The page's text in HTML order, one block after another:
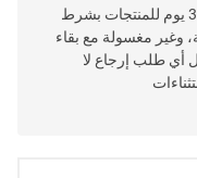
خدمة إرجاع سهلة وسريعة خلال 30 يوم للمنتجات بشرط
وغير مغسولة مع بقاء
أي طلب إرجاع لا